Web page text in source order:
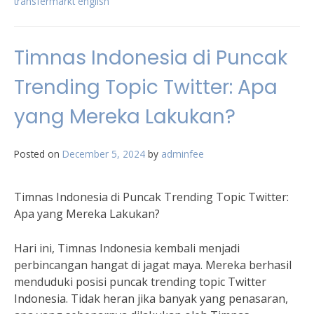
Timnas Indonesia di Puncak
Trending Topic Twitter: Apa
yang Mereka Lakukan?
Posted on December 5, 2024 by adminfee
Timnas Indonesia di Puncak Trending Topic Twitter:
Apa yang Mereka Lakukan?
Hari ini, Timnas Indonesia kembali menjadi
perbincangan hangat di jagat maya. Mereka berhasil
menduduki posisi puncak trending topic Twitter
Indonesia. Tidak heran jika banyak yang penasaran,